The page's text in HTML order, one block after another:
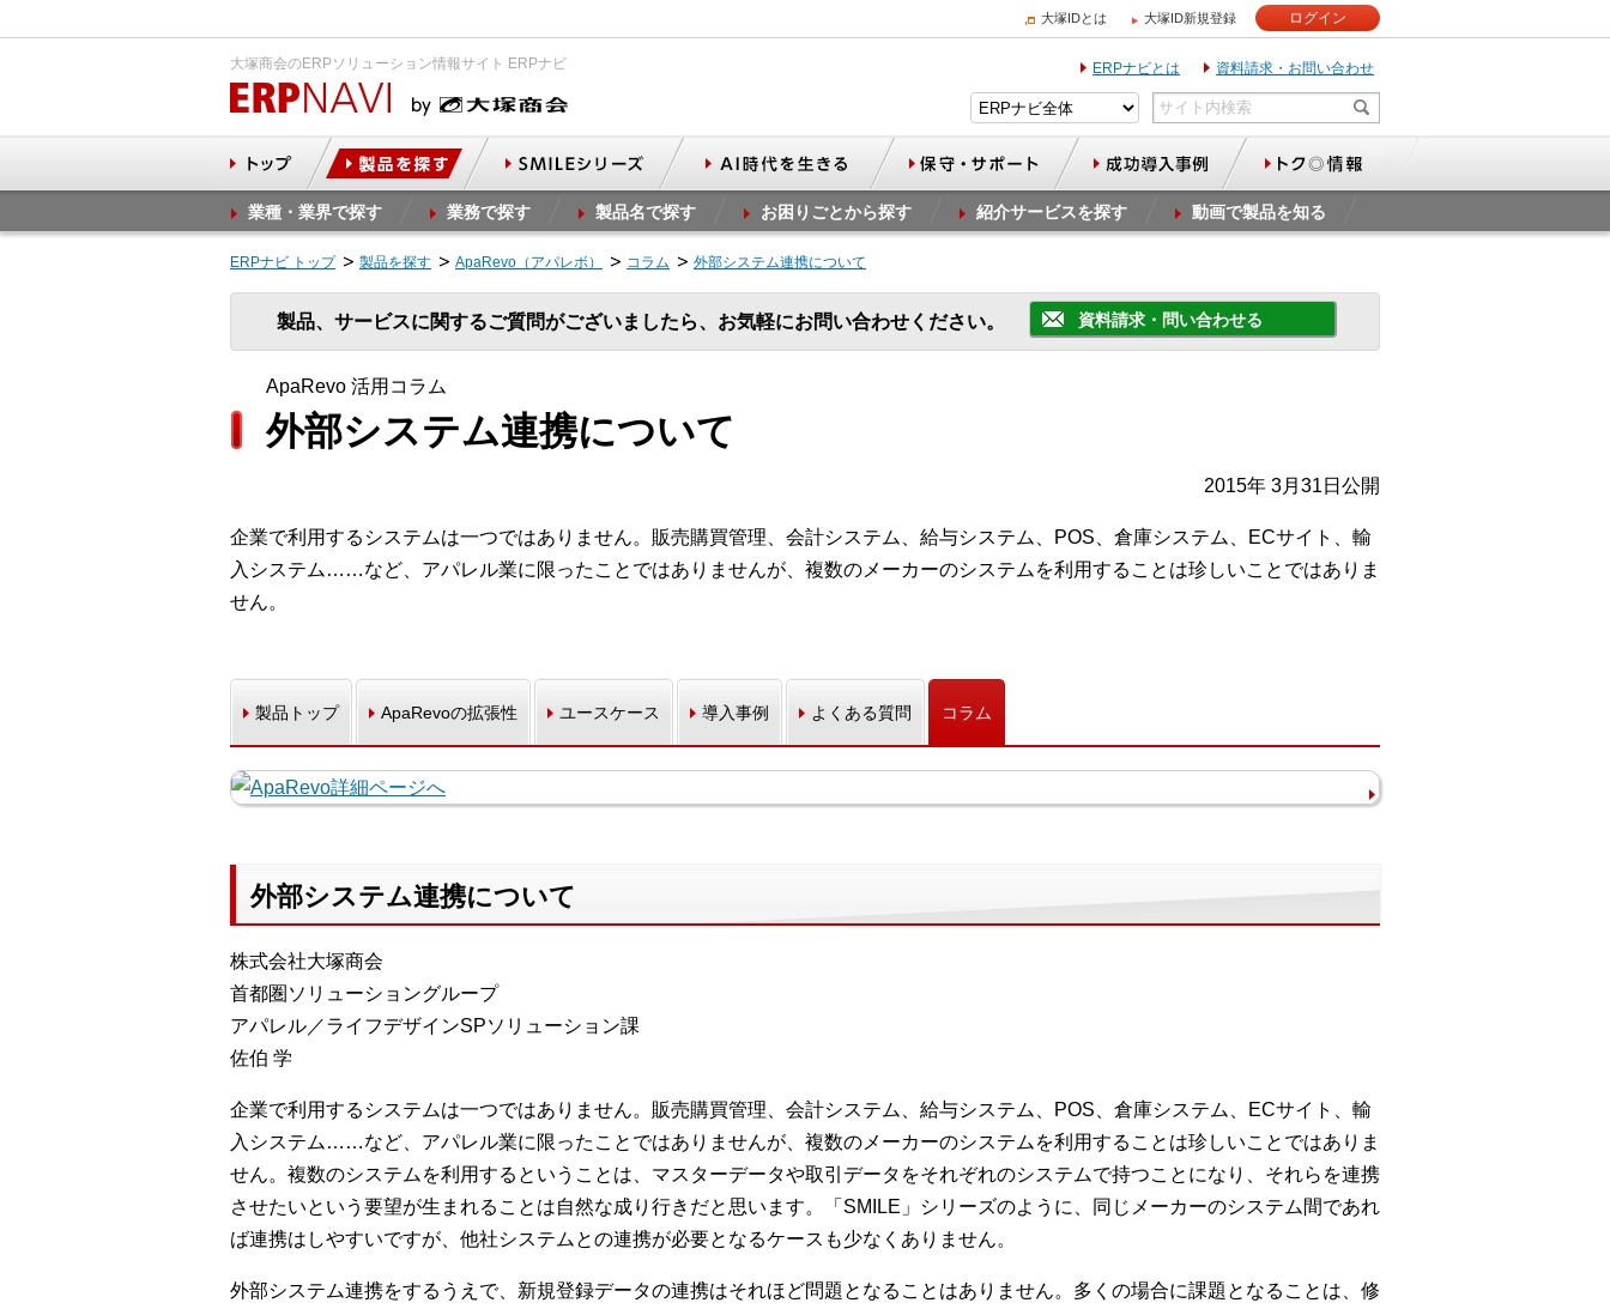
大塚IDとは 大塚ID新規登録 ログイン
大塚商会のERPソリューション情報サイト ERPナビ ERPナビとは 資料請求・お問い合わせ
業種・業界で探す 業務で探す 製品名で探す お困りごとから探す 紹介サービスを探す 動画で製品を知る
ERPナビ トップ 製品を探す ApaRevo（アパレボ） コラム 外部システム連携について
製品、サービスに関するご質問がございましたら、お気軽にお問い合わせください。 資料請求・問い合わせる
ApaRevo 活用コラム
外部システム連携について
2015年 3月31日公開
企業で利用するシステムは一つではありません。販売購買管理、会計システム、給与システム、POS、倉庫システム、ECサイト、輸
入システム……など、アパレル業に限ったことではありませんが、複数のメーカーのシステムを利用することは珍しいことではありま
せん。
製品トップ ApaRevoの拡張性 ユースケース 導入事例 よくある質問 コラム
外部システム連携について
株式会社大塚商会
首都圏ソリューショングループ
アパレル／ライフデザインSPソリューション課
佐伯 学
企業で利用するシステムは一つではありません。販売購買管理、会計システム、給与システム、POS、倉庫システム、ECサイト、輸
入システム……など、アパレル業に限ったことではありませんが、複数のメーカーのシステムを利用することは珍しいことではありま
せん。複数のシステムを利用するということは、マスターデータや取引データをそれぞれのシステムで持つことになり、それらを連携
させたいという要望が生まれることは自然な成り行きだと思います。「SMILE」シリーズのように、同じメーカーのシステム間であれ
ば連携はしやすいですが、他社システムとの連携が必要となるケースも少なくありません。
外部システム連携をするうえで、新規登録データの連携はそれほど問題となることはありません。多くの場合に課題となることは、修